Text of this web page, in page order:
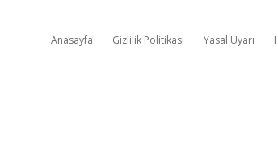
Anasayfa Gizlilik Politikası Yasal Uyarı